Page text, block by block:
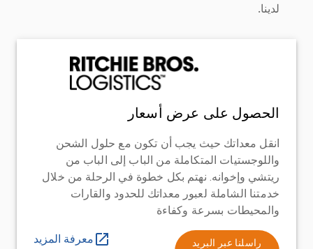
لدينا.
الحصول على عرض أسعار
انقل معداتك حيث يجب أن تكون مع حلول الشحن
واللوجستيات المتكاملة من الباب إلى الباب من
ريتشي وإخوانه. نهتم بكل خطوة في الرحلة من خلال
خدمتنا الشاملة لعبور معداتك للحدود والقارات
والمحيطات بسرعة وكفاءة
راسلنا عبر البريد
معرفة المزيد